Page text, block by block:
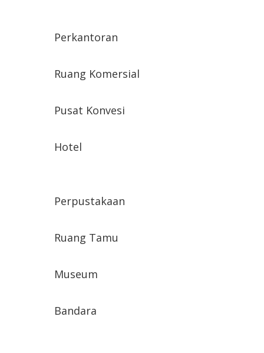
Perkantoran
Ruang Komersial
Pusat Konvesi
Hotel
Perpustakaan
Ruang Tamu
Museum
Bandara